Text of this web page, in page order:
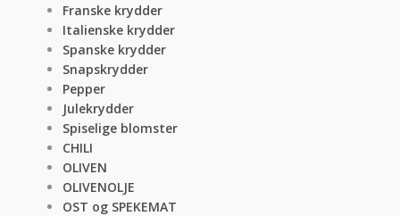
Franske krydder
Italienske krydder
Spanske krydder
Snapskrydder
Pepper
Julekrydder
Spiselige blomster
CHILI
OLIVEN
OLIVENOLJE
OST og SPEKEMAT